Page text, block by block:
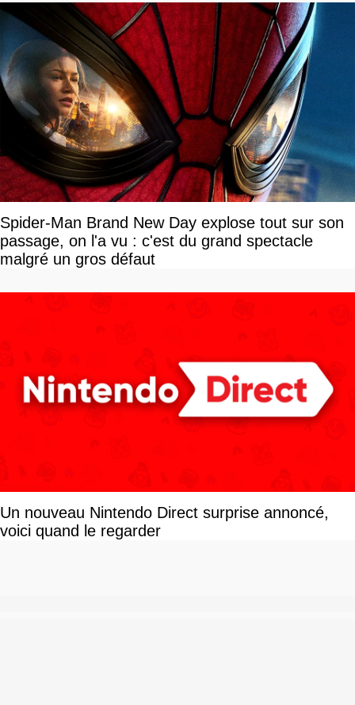
Spider-Man Brand New Day explose tout sur son
passage, on l'a vu : c'est du grand spectacle
malgré un gros défaut
Un nouveau Nintendo Direct surprise annoncé,
voici quand le regarder